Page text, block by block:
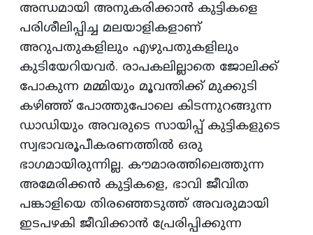
അന്ധമായി അനുകരിക്കാന്‍ കുട്ടികളെ
പരിശീലിപ്പിച്ച മലയാളികളാണ്‌
അറുപതുകളിലും എഴുപതുകളിലും
കുടിയേറിയവര്‍. രാപകലില്ലാതെ ജോലിക്ക്‌
പോകുന്ന മമ്മിയും മൂവന്തിക്ക്‌ മുക്കുടി
കഴിഞ്ഞ്‌ പോത്തുപോലെ കിടന്നുറങ്ങുന്ന
ഡാഡിയും അവരുടെ സായിപ്പ്‌ കുട്ടികളുടെ
സ്വഭാവരൂപീകരണത്തില്‍ ഒരു
ഭാഗമായിരുന്നില്ല. കൗമാരത്തിലെത്തുന്ന
അമേരിക്കന്‍ കുട്ടികളെ, ഭാവി ജീവിത
പങ്കാളിയെ തിരഞ്ഞെടുത്ത്‌ അവരുമായി
ഇടപഴകി ജീവിക്കാന്‍ പ്രേരിപ്പിക്കുന്ന